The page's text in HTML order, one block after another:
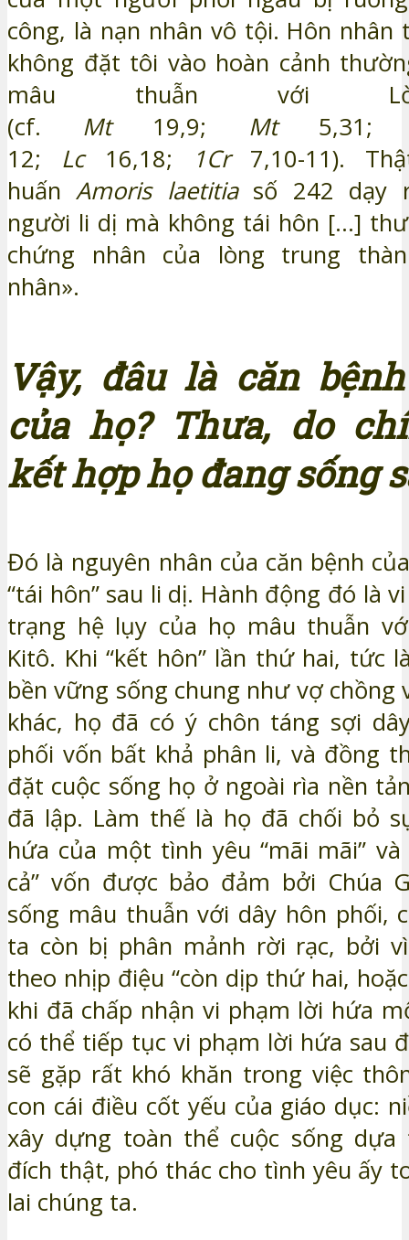
công, là nạn nhân vô tội. Hôn
không đặt tôi vào hoàn cảnh
mâu thuẫn với
(cf. Mt19,9; Mt
12; Lc16,18; 1Cr7,10-11).
huấnAmoris laetitia số 242 dạy
người li dị mà không tái hôn […]
chứng nhân của lòng trung
nhân».
Vậy, đâu là căn
của họ? Thưa, do
kết hợp họ đang sống
Đó là nguyên nhân của căn bệnh
“tái hôn” sau li dị. Hành động đó là
trạng hệ lụy của họ mâu thuẫn
Kitô. Khi “kết hôn” lần thứ hai, tức
bền vững sống chung như vợ
khác, họ đã có ý chôn táng sợi
phối vốn bất khả phân li, và đồng
đặt cuộc sống họ ở ngoài rìa nền
đã lập. Làm thế là họ đã chối bỏ
hứa của một tình yêu “mãi mãi”
cả” vốn được bảo đảm bởi Chúa
sống mâu thuẫn với dây hôn phối,
ta còn bị phân mảnh rời rạc, bởi
theo nhịp điệu “còn dịp thứ hai,
khi đã chấp nhận vi phạm lời hứa
có thể tiếp tục vi phạm lời hứa sau
sẽ gặp rất khó khăn trong việc
con cái điều cốt yếu của giáo dục:
xây dựng toàn thể cuộc sống
đích thật, phó thác cho tình yêu ấy
lai chúng ta.